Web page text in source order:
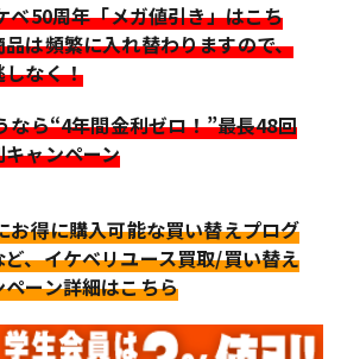
ベ50周年「メガ値引き」はこち
品は頻繁に入れ替わりますので、
しなく！
なら“4年間金利ゼロ！”最長48回
キャンペーン
お得に購入可能な買い替えプログ
ど、イケベリユース買取/買い替え
ペーン詳細はこちら